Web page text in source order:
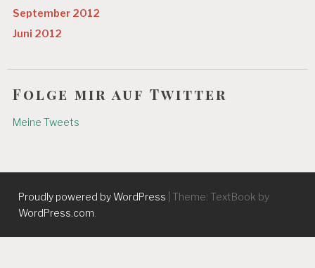
September 2012
Juni 2012
Folge mir auf Twitter
Meine Tweets
Proudly powered by WordPress
Theme: TextBook by
WordPress.com